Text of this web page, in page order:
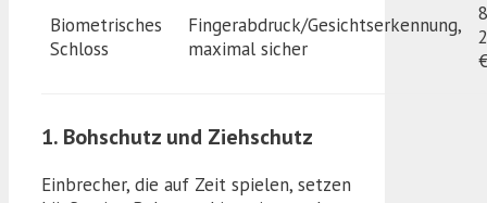
Biometrisches
Schloss
Fingerabdruck/Gesichtserkennung,
maximal sicher
1. Bohschutz und Ziehschutz
Einbrecher, die auf Zeit spielen, setzen